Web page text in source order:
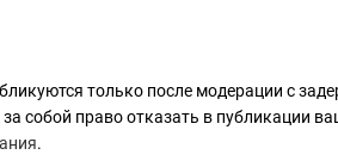
только после модерации с
собой право отказать в публикации
.